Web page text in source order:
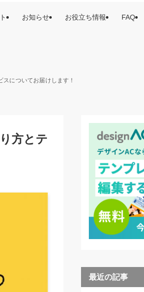
についてお届けします！
お知らせ お役立ち情報 FAQ
方とテ
最近の記事